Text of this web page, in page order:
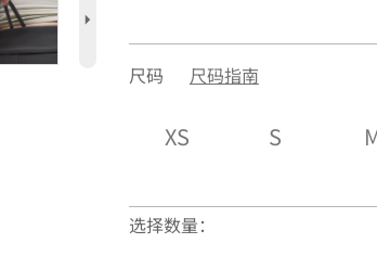
5
尺码 尺码指南
XS S
选择数量：